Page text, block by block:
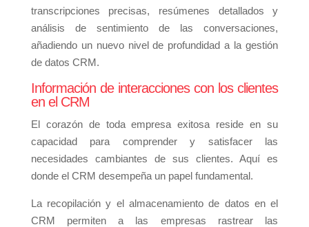
transcripciones precisas, resúmenes detallados y
análisis de sentimiento de las conversaciones,
añadiendo un nuevo nivel de profundidad a la gestión
de datos CRM.
Información de interacciones con los clientes
en el CRM
El corazón de toda empresa exitosa reside en su
capacidad para comprender y satisfacer las
necesidades cambiantes de sus clientes. Aquí es
donde el CRM desempeña un papel fundamental.
La recopilación y el almacenamiento de datos en el
CRM permiten a las empresas rastrear las